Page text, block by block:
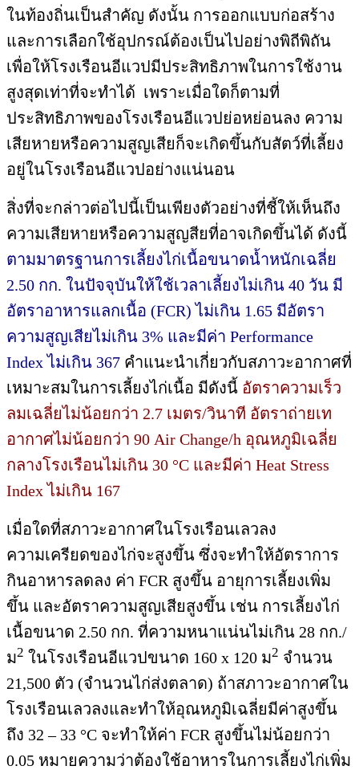
ในท้องถิ่นเป็นสำคัญ ดังนั้น การออกแบบก่อสร้าง
และการเลือกใช้อุปกรณ์ต้องเป็นไปอย่างพิถีพิถัน
เพื่อให้โรงเรือนอีแวปมีประสิทธิภาพในการใช้งาน
สูงสุดเท่าที่จะทำได้ เพราะเมื่อใดก็ตามที่
ประสิทธิภาพของโรงเรือนอีแวปย่อหย่อนลง ความ
เสียหายหรือความสูญเสียก็จะเกิดขึ้นกับสัตว์ที่เลี้ยง
อยู่ในโรงเรือนอีแวปอย่างแน่นอน
สิ่งที่จะกล่าวต่อไปนี้เป็นเพียงตัวอย่างที่ชี้ให้เห็นถึง
ความเสียหายหรือความสูญสียที่อาจเกิดขึ้นได้ ดังนี้
ตามมาตรฐานการเลี้ยงไก่เนื้อขนาดน้ำหนักเฉลี่ย
2.50 กก. ในปัจจุบันให้ใช้เวลาเลี้ยงไม่เกิน 40 วัน มี
อัตราอาหารแลกเนื้อ (FCR) ไม่เกิน 1.65 มีอัตรา
ความสูญเสียไม่เกิน 3% และมีค่า Performance
Index ไม่เกิน 367 คำแนะนำเกี่ยวกับสภาวะอากาศที่
เหมาะสมในการเลี้ยงไก่เนื้อ มีดังนี้ อัตราความเร็ว
ลมเฉลี่ยไม่น้อยกว่า 2.7 เมตร/วินาที อัตราถ่ายเท
อากาศไม่น้อยกว่า 90 Air Change/h อุณหภูมิเฉลี่ย
กลางโรงเรือนไม่เกิน 30 °C และมีค่า Heat Stress
Index ไม่เกิน 167
เมื่อใดที่สภาวะอากาศในโรงเรือนเลวลง
ความเครียดของไก่จะสูงขึ้น ซึ่งจะทำให้อัตราการ
กินอาหารลดลง ค่า FCR สูงขึ้น อายุการเลี้ยงเพิ่ม
ขึ้น และอัตราความสูญเสียสูงขึ้น เช่น การเลี้ยงไก่
เนื้อขนาด 2.50 กก. ที่ความหนาแน่นไม่เกิน 28 กก./
ม2 ในโรงเรือนอีแวปขนาด 160 x 120 ม2 จำนวน
21,500 ตัว (จำนวนไก่ส่งตลาด) ถ้าสภาวะอากาศใน
โรงเรือนเลวลงและทำให้อุณหภูมิเฉลี่ยมีค่าสูงขึ้น
ถึง 32 – 33 °C จะทำให้ค่า FCR สูงขึ้นไม่น้อยกว่า
0.05 หมายความว่าต้องใช้อาหารในการเลี้ยงไก่เพิ่ม